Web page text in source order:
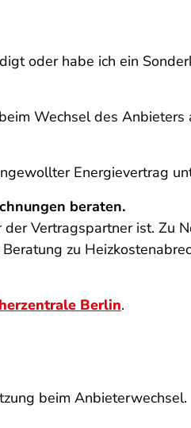
oder habe ich ein
Wechsel des Anbieters
Energievertrag
beraten.
Vertragspartner ist. Zu
zu
Berlin.
beim Anbieterwechsel.